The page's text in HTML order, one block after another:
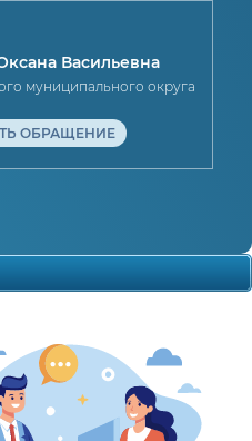
Васильевна
муниципального округа
ОБРАЩЕНИЕ